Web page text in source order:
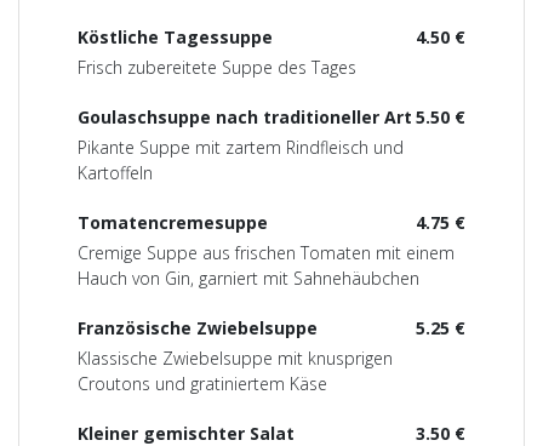
4.50 €
Köstliche Tagessuppe
Frisch zubereitete Suppe des Tages
5.50 €
Goulaschsuppe nach traditioneller Art
Pikante Suppe mit zartem Rindfleisch und
Kartoffeln
4.75 €
Tomatencremesuppe
Cremige Suppe aus frischen Tomaten mit einem
Hauch von Gin, garniert mit Sahnehäubchen
5.25 €
Französische Zwiebelsuppe
Klassische Zwiebelsuppe mit knusprigen
Croutons und gratiniertem Käse
3.50 €
Kleiner gemischter Salat